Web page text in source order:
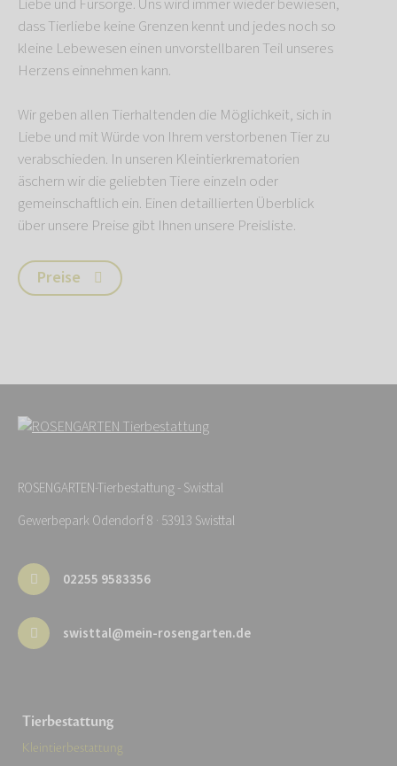
Liebe und Fürsorge. Uns wird immer wieder bewiesen,
dass Tierliebe keine Grenzen kennt und jedes noch so
kleine Lebewesen einen unvorstellbaren Teil unseres
Herzens einnehmen kann.
Wir geben allen Tierhaltenden die Möglichkeit, sich in
Liebe und mit Würde von Ihrem verstorbenen Tier zu
verabschieden. In unseren Kleintierkrematorien
äschern wir die geliebten Tiere einzeln oder
gemeinschaftlich ein. Einen detaillierten Überblick
über unsere Preise gibt Ihnen unsere Preisliste.
Preise
ROSENGARTEN-Tierbestattung - Swisttal
Gewerbepark Odendorf 8 · 53913 Swisttal
02255 9583356
swisttal@mein-rosengarten.de
Tierbestattung
Kleintierbestattung